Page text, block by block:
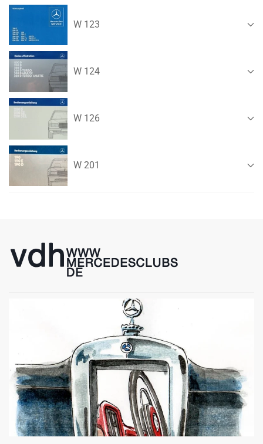
W 123
W 124
W 126
W 201